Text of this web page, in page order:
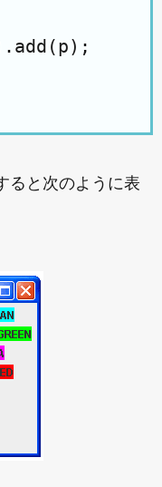
ると次のように表